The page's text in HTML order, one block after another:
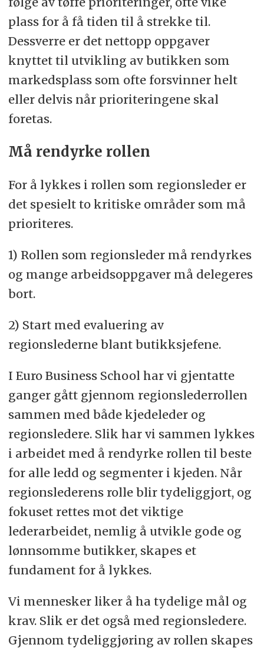
plass for å få tiden til å strekke til.
Dessverre er det nettopp oppgaver
knyttet til utvikling av butikken som
markedsplass som ofte forsvinner helt
eller delvis når prioriteringene skal
foretas.
Må rendyrke rollen
For å lykkes i rollen som regionsleder er
det spesielt to kritiske områder som må
prioriteres.
1) Rollen som regionsleder må rendyrkes
og mange arbeidsoppgaver må delegeres
bort.
2) Start med evaluering av
regionslederne blant butikksjefene.
I Euro Business School har vi gjentatte
ganger gått gjennom regionslederrollen
sammen med både kjedeleder og
regionsledere. Slik har vi sammen lykkes
i arbeidet med å rendyrke rollen til beste
for alle ledd og segmenter i kjeden. Når
regionslederens rolle blir tydeliggjort, og
fokuset rettes mot det viktige
lederarbeidet, nemlig å utvikle gode og
lønnsomme butikker, skapes et
fundament for å lykkes.
Vi mennesker liker å ha tydelige mål og
krav. Slik er det også med regionsledere.
Gjennom tydeliggjøring av rollen skapes